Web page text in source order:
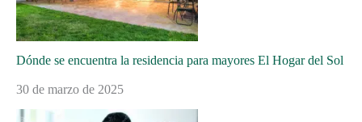
Dónde se encuentra la residencia para mayores El Hogar del Sol
30 de marzo de 2025